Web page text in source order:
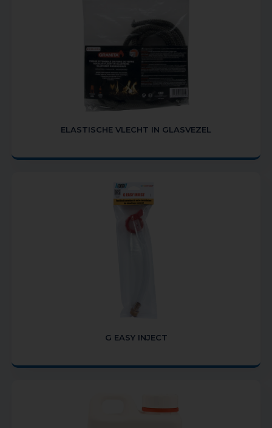
ELASTISCHE VLECHT IN GLASVEZEL
G EASY INJECT